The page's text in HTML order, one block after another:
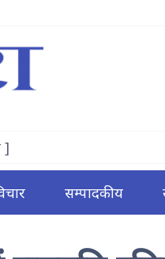
]
सम्पादकीय